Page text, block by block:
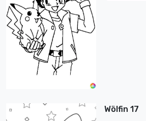
Wölfin 17